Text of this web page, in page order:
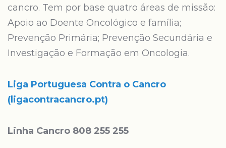
cancro. Tem por base quatro áreas de missão:
Apoio ao Doente Oncológico e família;
Prevenção Primária; Prevenção Secundária e
Investigação e Formação em Oncologia.
Liga Portuguesa Contra o Cancro
(ligacontracancro.pt)
Linha Cancro 808 255 255